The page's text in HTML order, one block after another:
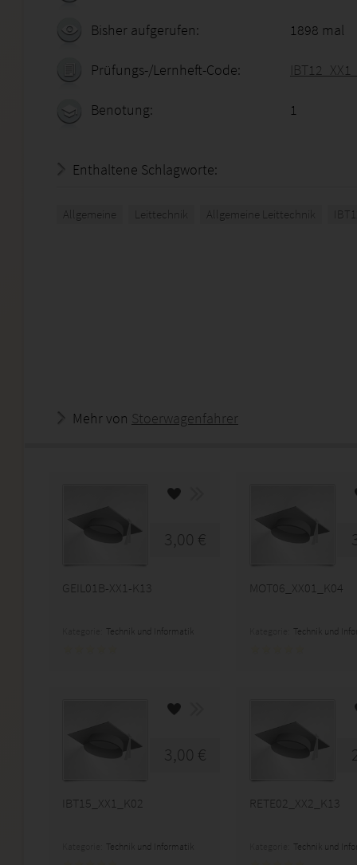
Bisher aufgerufen: 1898 mal
Prüfungs-/Lernheft-Code:
Benotung: 1
Enthaltene Schlagworte:
Allgemeine Leittechnik Allgemeine Leittechnik
Mehr von Stoerwagenfahrer
3,00 €
GEIL01B-XX1-K13
Technik und Informatik
MOT06_XX01_K04
Technik und
3,00 €
IBT15_XX1_K02
Technik und Informatik
RETE02_XX2_K13
Technik und